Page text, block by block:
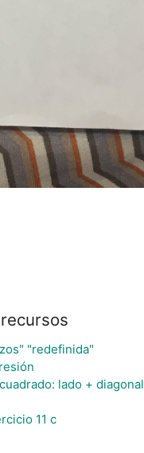
"redefinida"
lado + diagonal
11 c